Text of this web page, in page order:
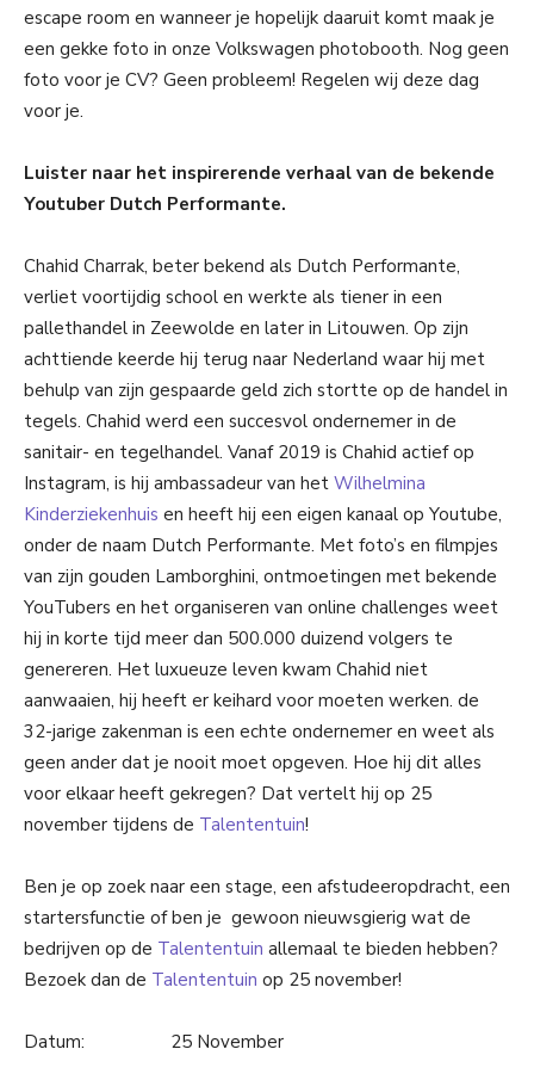
escape room en wanneer je hopelijk daaruit komt maak je
een gekke foto in onze Volkswagen photobooth. Nog geen
foto voor je CV? Geen probleem! Regelen wij deze dag
voor je.
Luister naar het inspirerende verhaal van de bekende
Youtuber Dutch Performante.
Chahid Charrak, beter bekend als Dutch Performante,
verliet voortijdig school en werkte als tiener in een
pallethandel in Zeewolde en later in Litouwen. Op zijn
achttiende keerde hij terug naar Nederland waar hij met
behulp van zijn gespaarde geld zich stortte op de handel in
tegels. Chahid werd een succesvol ondernemer in de
sanitair- en tegelhandel. Vanaf 2019 is Chahid actief op
Instagram, is hij ambassadeur van het Wilhelmina
Kinderziekenhuis en heeft hij een eigen kanaal op Youtube,
onder de naam Dutch Performante. Met foto’s en filmpjes
van zijn gouden Lamborghini, ontmoetingen met bekende
YouTubers en het organiseren van online challenges weet
hij in korte tijd meer dan 500.000 duizend volgers te
genereren. Het luxueuze leven kwam Chahid niet
aanwaaien, hij heeft er keihard voor moeten werken. de
32-jarige zakenman is een echte ondernemer en weet als
geen ander dat je nooit moet opgeven. Hoe hij dit alles
voor elkaar heeft gekregen? Dat vertelt hij op 25
november tijdens de Talententuin!
Ben je op zoek naar een stage, een afstudeeropdracht, een
startersfunctie of ben je gewoon nieuwsgierig wat de
bedrijven op de Talententuin allemaal te bieden hebben?
Bezoek dan de Talententuin op 25 november!
Datum: 25 November